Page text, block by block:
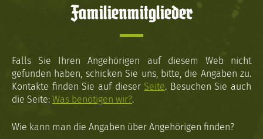
Familienmitglieder
Falls Sie Ihren Angehörigen auf diesem Web nicht
gefunden haben, schicken Sie uns, bitte, die Angaben zu.
Kontakte finden Sie auf dieser Seite. Besuchen Sie auch
die Seite: Was benötigen wir?.
Wie kann man die Angaben über Angehörigen finden?